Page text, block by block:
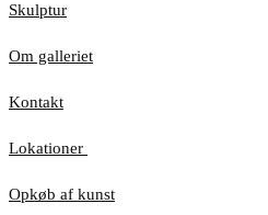
Skulptur
Om galleriet
Kontakt
Lokationer
Opkøb af kunst